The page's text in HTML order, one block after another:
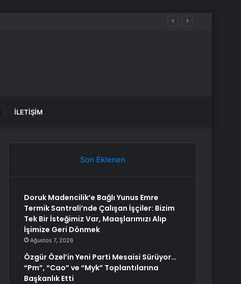
İLETIŞIM
Son Eklenen
Doruk Madencilik’e Bağlı Yunus Emre
Termik Santrali’nde Çalışan İşçiler: Bizim
Tek Bir İsteğimiz Var, Maaşlarımızı Alıp
İşimize Geri Dönmek
Ağustos 7, 2026
Özgür Özel’in Yeni Parti Mesaisi Sürüyor…
“Pm”, “Cao” ve “Myk” Toplantılarına
Başkanlık Etti